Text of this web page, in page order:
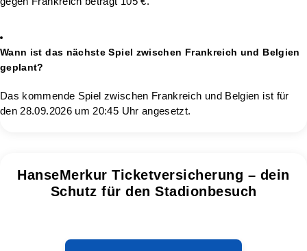
Wann ist das nächste Spiel zwischen Frankreich und Belgien
geplant?
Das kommende Spiel zwischen Frankreich und Belgien ist für
den 28.09.2026 um 20:45 Uhr angesetzt.
HanseMerkur Ticketversicherung – dein
Schutz für den Stadionbesuch